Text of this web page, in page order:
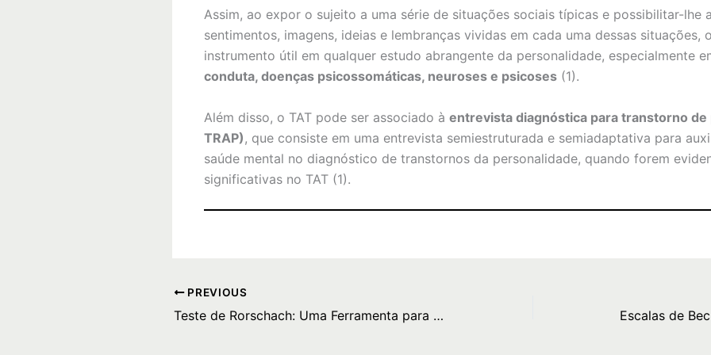
Assim, ao expor o sujeito a uma série de situações sociais típicas e possibilitar-lhe
sentimentos, imagens, ideias e lembranças vividas em cada uma dessas situações,
instrumento útil em qualquer estudo abrangente da personalidade, especialmente
conduta, doenças psicossomáticas, neuroses e psicoses (1).
Além disso, o TAT pode ser associado à entrevista diagnóstica para transtorno
TRAP) , que consiste em uma entrevista semiestruturada e semiadaptativa para
saúde mental no diagnóstico de transtornos da personalidade, quando forem
significativas no TAT (1).
PREVIOUS
Teste de Rorschach: Uma Ferramenta para Avaliação da Personalidade